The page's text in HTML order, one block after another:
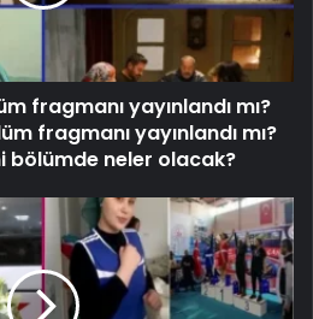
fragmanı yayınlandı mı?
fragmanı yayınlandı mı?
bölümde neler olacak?